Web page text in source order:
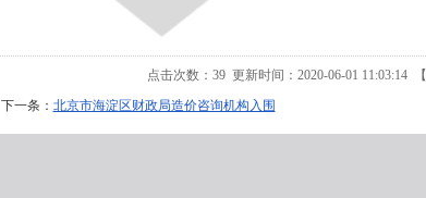
点击次数： 39 更新时间：2020-06-01 11:03:14 【
下一条： 北京市海淀区财政局造价咨询机构入围